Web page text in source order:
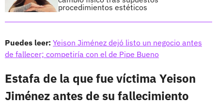
procedimientos estéticos
Puedes leer: Yeison Jiménez dejó listo un negocio antes
de fallecer; competiría con el de Pipe Bueno
Estafa de la que fue víctima Yeison
Jiménez antes de su fallecimiento